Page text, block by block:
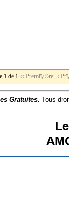
1 de 1 ‹‹ Premiï¿½re ‹
Gratuites. Tous